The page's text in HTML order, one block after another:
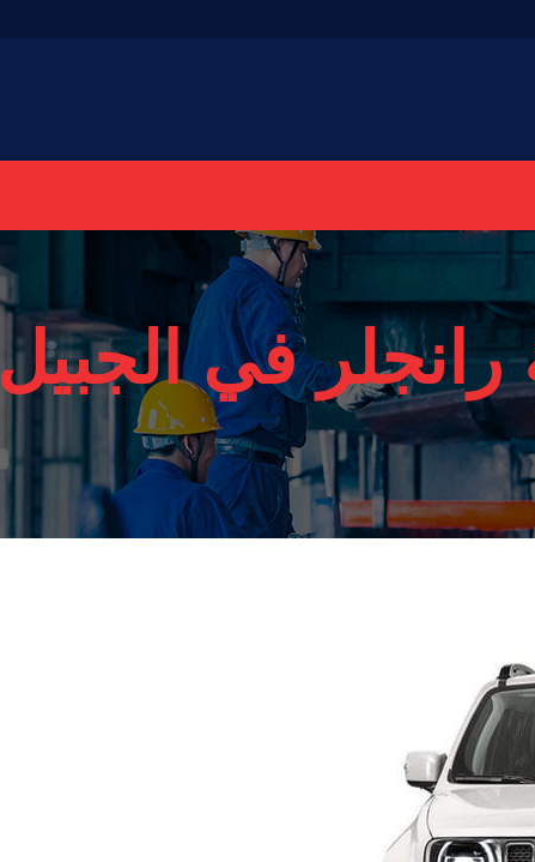
في الجبيل